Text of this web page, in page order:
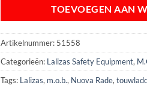
TOEVOEGEN AAN
Artikelnummer: 51558
Categorieën: Lalizas Safety Equipment,
Tags: Lalizas, m.o.b., Nuova Rade,